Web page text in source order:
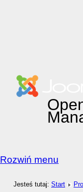
Rozwiń menu
Jesteś tutaj: Start